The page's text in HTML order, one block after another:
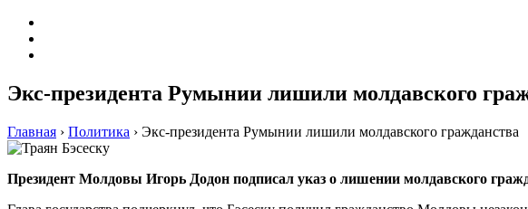
Экс-президента Румынии лишили молдавского
Главная › Политика › Экс-президента Румынии лишили молдавского гражданства
Президент Молдовы Игорь Додон подписал указ о лишении молдавского